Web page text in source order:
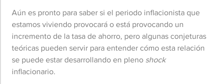
Aún es pronto para saber si el periodo inflacionista que
estamos viviendo provocará o está provocando un
incremento de la tasa de ahorro, pero algunas conjeturas
teóricas pueden servir para entender cómo esta relación
se puede estar desarrollando en pleno shock
inflacionario.